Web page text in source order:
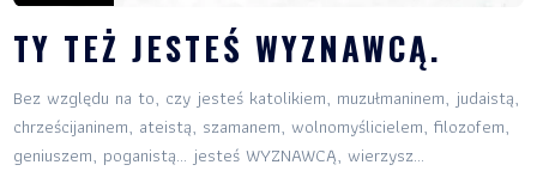
TY TEŻ JESTEŚ WYZNAWCĄ.
Bez względu na to, czy jesteś katolikiem, muzułmaninem, judaistą,
chrześcijaninem, ateistą, szamanem, wolnomyślicielem, filozofem,
geniuszem, poganistą… jesteś WYZNAWCĄ, wierzysz...